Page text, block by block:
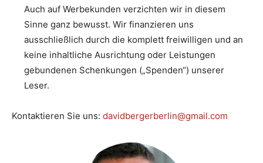
Auch auf Werbekunden verzichten wir in diesem
Sinne ganz bewusst. Wir finanzieren uns
ausschließlich durch die komplett freiwilligen und an
keine inhaltliche Ausrichtung oder Leistungen
gebundenen Schenkungen („Spenden“) unserer
Leser.
Kontaktieren Sie uns: davidbergerberlin@gmail.com